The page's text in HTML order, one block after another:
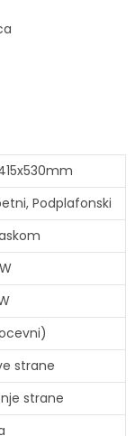
Podplafonski
strane
strane